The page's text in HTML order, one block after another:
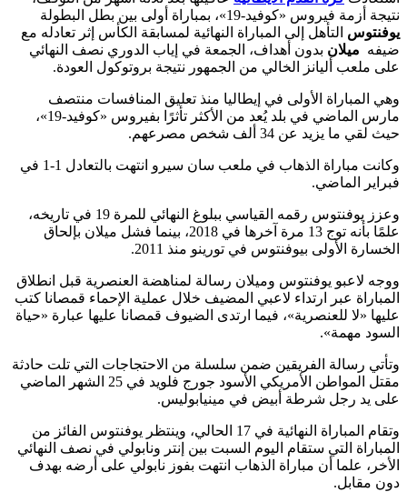
نتيجة أزمة فيروس «كوفيد-19»، بمباراة أولى بين بطل البطولة
يوفنتوس التأهل إلى المباراة النهائية لمسابقة الكأس إثر تعادله مع
ضيفه ميلان بدون أهداف، الجمعة في إياب الدوري نصف النهائي
على ملعب أليانز الخالي من الجمهور نتيجة بروتوكول العودة.
وهي المباراة الأولى في إيطاليا منذ تعليق المنافسات منتصف
مارس الماضي في بلد يُعد من الأكثر تأثرًا بفيروس «كوفيد-19»،
حيث لقي ما يزيد عن 34 ألف شخص مصرعهم.
وكانت مباراة الذهاب في ملعب سان سيرو انتهت بالتعادل 1-1 في
فبراير الماضي.
وعزز يوفنتوس رقمه القياسي ببلوغ النهائي للمرة 19 في تاريخه،
علمًا بأنه توج 13 مرة آخرها في 2018، بينما فشل ميلان بإلحاق
الخسارة الأولى بيوفنتوس في تورينو منذ 2011.
ووجه لاعبو يوفنتوس وميلان رسالة لمناهضة العنصرية قبل انطلاق
المباراة عبر ارتداء لاعبي المضيف خلال عملية الإحماء قمصانا كتب
عليها «لا للعنصرية»، فيما ارتدى الضيوف قمصانا عليها عبارة «حياة
السود مهمة».
وتأتي رسالة الفريقين ضمن سلسلة من الاحتجاجات التي تلت حادثة
مقتل المواطن الأمريكي الأسود جورج فلويد في 25 الشهر الماضي
على يد رجل شرطة أبيض في مينيابوليس.
وتقام المباراة النهائية في 17 الحالي، وينتظر يوفنتوس الفائز من
المباراة التي ستقام اليوم السبت بين إنتر ونابولي في نصف النهائي
الأخر، علما أن مباراة الذهاب انتهت بفوز نابولي على أرضه بهدف
دون مقابل.